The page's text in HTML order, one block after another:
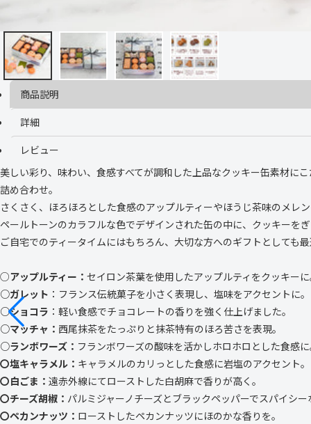
商品説明
詳細
レビュー
美しい彩り、味わい、食感すべてが調和した上品なクッキー缶素材に
詰め合わせ。
さくさく、ほろほろとした食感のアップルティーやほうじ茶味のメレ
ペールトーンのカラフルな色でデザインされた缶の中に、クッキーを
ご自宅でのティータイムにはもちろん、大切な方へのギフトとしても
○アップルティー： セイロン茶葉を使用したアップルティをクッキーに
○ガレット ： フランス伝統菓子を小さく表現し、塩味をアクセントに。
○ショコラ ： 軽い食感でチョコレートの香りを強く仕上げました。
○マッチャ： 西尾抹茶をたっぷりと抹茶特有のほろ苦さを表現。
○ランボワーズ： フランボワーズの酸味を活かしホロホロとした食感
〇塩キャラメル： キャラメルのカリっとした食感に岩塩のアクセント。
〇白ごま： 遠赤外線にてローストした白胡麻で香りが高く。
〇チーズ胡椒： パルミジャーノチーズとブラックペッパーでスパイシー
〇ペカンナッツ： ローストしたペカンナッツにほのかな香りを。